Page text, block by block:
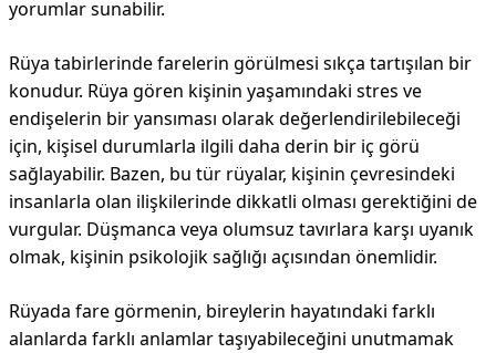
yorumlar sunabilir.
Rüya tabirlerinde farelerin görülmesi sıkça tartışılan bir
konudur. Rüya gören kişinin yaşamındaki stres ve
endişelerin bir yansıması olarak değerlendirilebileceği
için, kişisel durumlarla ilgili daha derin bir iç görü
sağlayabilir. Bazen, bu tür rüyalar, kişinin çevresindeki
insanlarla olan ilişkilerinde dikkatli olması gerektiğini de
vurgular. Düşmanca veya olumsuz tavırlara karşı uyanık
olmak, kişinin psikolojik sağlığı açısından önemlidir.
Rüyada fare görmenin, bireylerin hayatındaki farklı
alanlarda farklı anlamlar taşıyabileceğini unutmamak